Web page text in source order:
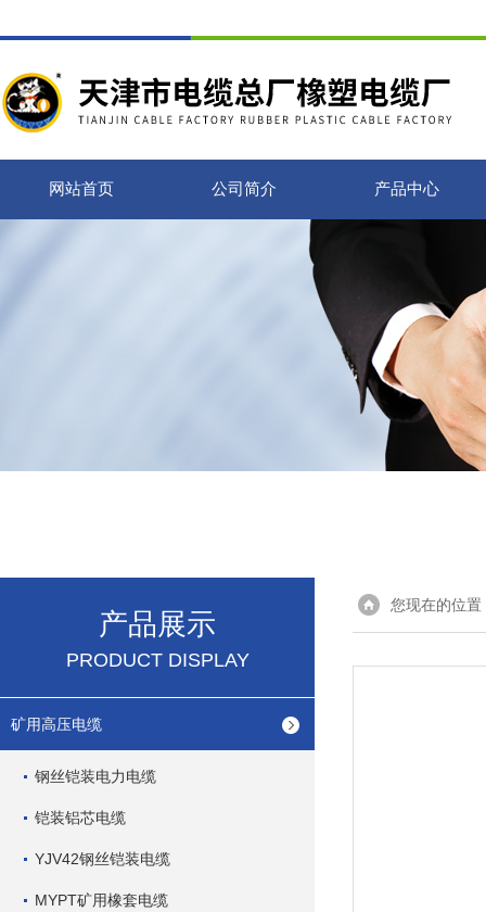
网站首页 公司简介 产品中心
产品展示
PRODUCT DISPLAY
矿用高压电缆
钢丝铠装电力电缆
铠装铝芯电缆
YJV42钢丝铠装电缆
MYPT矿用橡套电缆
您现在的位置